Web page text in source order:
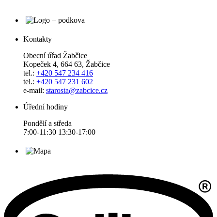
Kontakty
Obecní úřad Žabčice
Kopeček 4, 664 63, Žabčice
tel.: +420 547 234 416
tel.: +420 547 231 602
e-mail: starosta@zabcice.cz
Úřední hodiny
Pondělí a středa
7:00-11:30 13:30-17:00